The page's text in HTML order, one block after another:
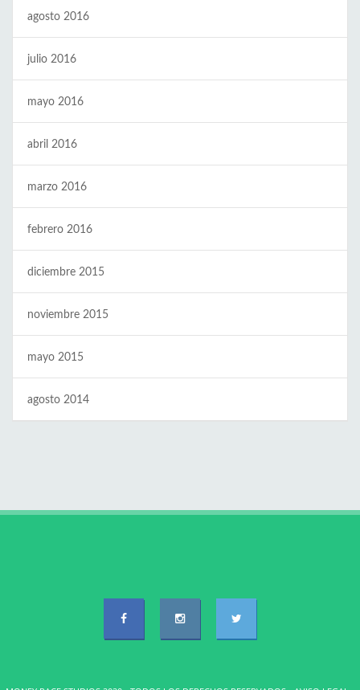
agosto 2016
julio 2016
mayo 2016
abril 2016
marzo 2016
febrero 2016
diciembre 2015
noviembre 2015
mayo 2015
agosto 2014